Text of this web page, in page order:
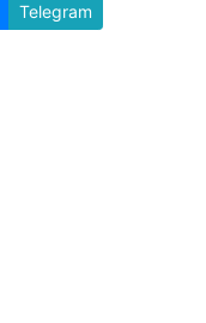
Telegram